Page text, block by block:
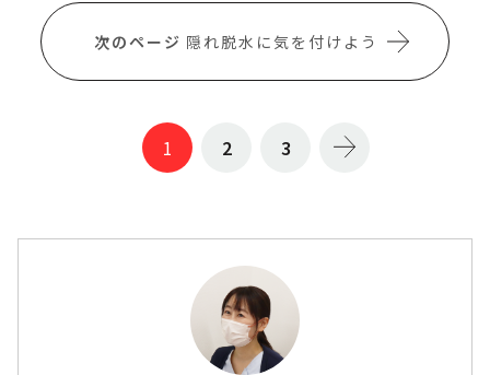
隠れ脱水に気を付けよう
1 2 3